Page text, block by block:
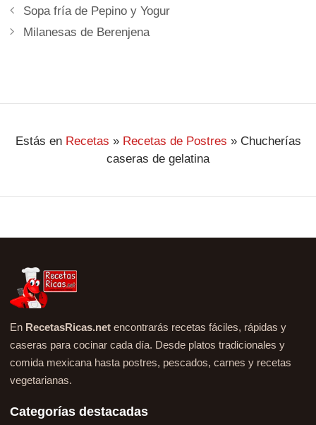
Sopa fría de Pepino y Yogur
Milanesas de Berenjena
Estás en Recetas » Recetas de Postres » Chucherías
caseras de gelatina
En RecetasRicas.net encontrarás recetas fáciles, rápidas y
caseras para cocinar cada día. Desde platos tradicionales y
comida mexicana hasta postres, pescados, carnes y recetas
vegetarianas.
Categorías destacadas